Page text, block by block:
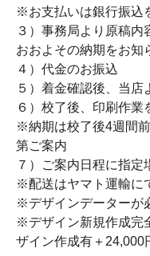
※お支払いは銀行振込
３）事務局より原稿内
おおよその納期をお知
４）代金のお振込
５）着金確認後、当
６）校了後、印刷作業
※納期は校了後4週間
第ご案内
７）ご案内日程に指定
※配送はヤマト運輸に
※デザインデーターが
※デザイン新規作成完
ザイン作成有＋24,000